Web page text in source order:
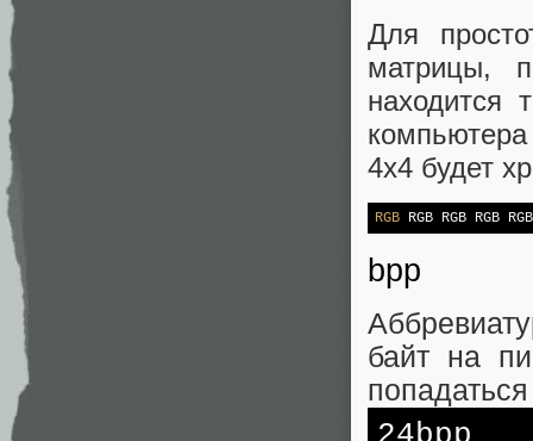
Для
матрицы,
4х4 будет
RGB RGB RGB RGB
bpp
байт на